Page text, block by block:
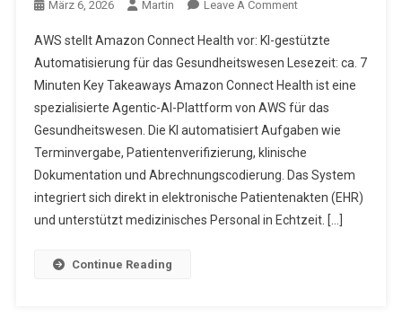
März 6, 2026 Martin Leave A CommentOn
Connect
Health:
KI-
Gestützte
Automatisierung
Für
Das
Gesundheitswesen
AWS stellt Amazon Connect Health vor: KI-gestützte
Automatisierung für das Gesundheitswesen Lesezeit: ca. 7
Minuten Key Takeaways Amazon Connect Health ist eine
spezialisierte Agentic-AI-Plattform von AWS für das
Gesundheitswesen. Die KI automatisiert Aufgaben wie
Terminvergabe, Patientenverifizierung, klinische
Dokumentation und Abrechnungscodierung. Das System
integriert sich direkt in elektronische Patientenakten (EHR)
und unterstützt medizinisches Personal in Echtzeit. […]
Continue Reading